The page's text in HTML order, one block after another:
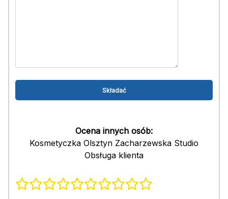
Ocena innych osób:
Kosmetyczka Olsztyn Zacharzewska Studio
Obsługa klienta